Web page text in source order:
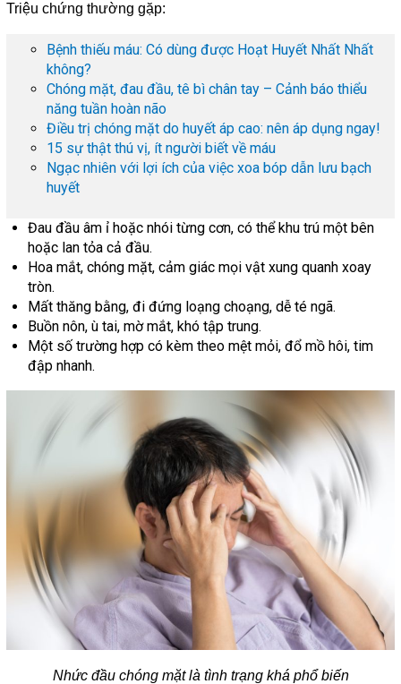
Triệu chứng thường gặp:
Bệnh thiếu máu: Có dùng được Hoạt Huyết Nhất Nhất
không?
Chóng mặt, đau đầu, tê bì chân tay – Cảnh báo thiểu
năng tuần hoàn não
Điều trị chóng mặt do huyết áp cao: nên áp dụng ngay!
15 sự thật thú vị, ít người biết về máu
Ngạc nhiên với lợi ích của việc xoa bóp dẫn lưu bạch
huyết
Đau đầu âm ỉ hoặc nhói từng cơn, có thể khu trú một bên
hoặc lan tỏa cả đầu.
Hoa mắt, chóng mặt, cảm giác mọi vật xung quanh xoay
tròn.
Mất thăng bằng, đi đứng loạng choạng, dễ té ngã.
Buồn nôn, ù tai, mờ mắt, khó tập trung.
Một số trường hợp có kèm theo mệt mỏi, đổ mồ hôi, tim
đập nhanh.
Nhức đầu chóng mặt là tình trạng khá phổ biến